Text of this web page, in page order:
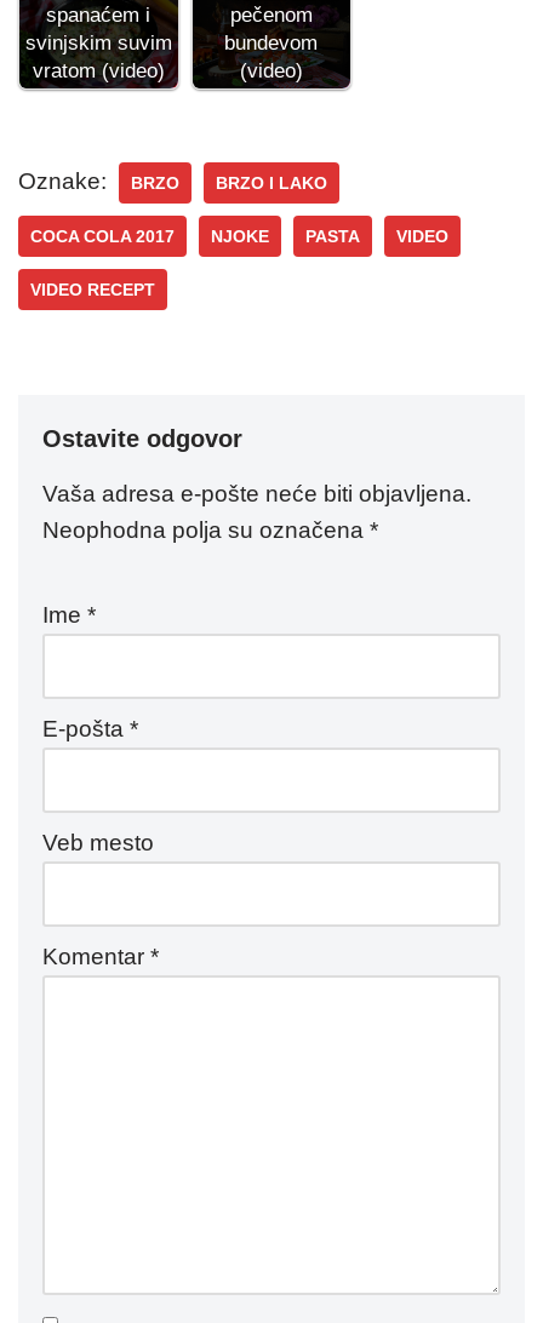
spanaćem i
svinjskim suvim
vratom (video)
pečenom
bundevom
(video)
Oznake: BRZO BRZO I LAKO
COCA COLA 2017 NJOKE PASTA VIDEO
VIDEO RECEPT
Ostavite odgovor
Vaša adresa e-pošte neće biti objavljena.
Neophodna polja su označena *
Ime *
E-pošta *
Veb mesto
Komentar *